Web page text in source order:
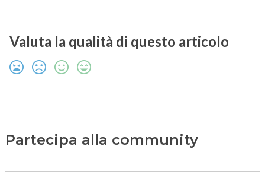
Valuta la qualità di questo articolo
Partecipa alla community